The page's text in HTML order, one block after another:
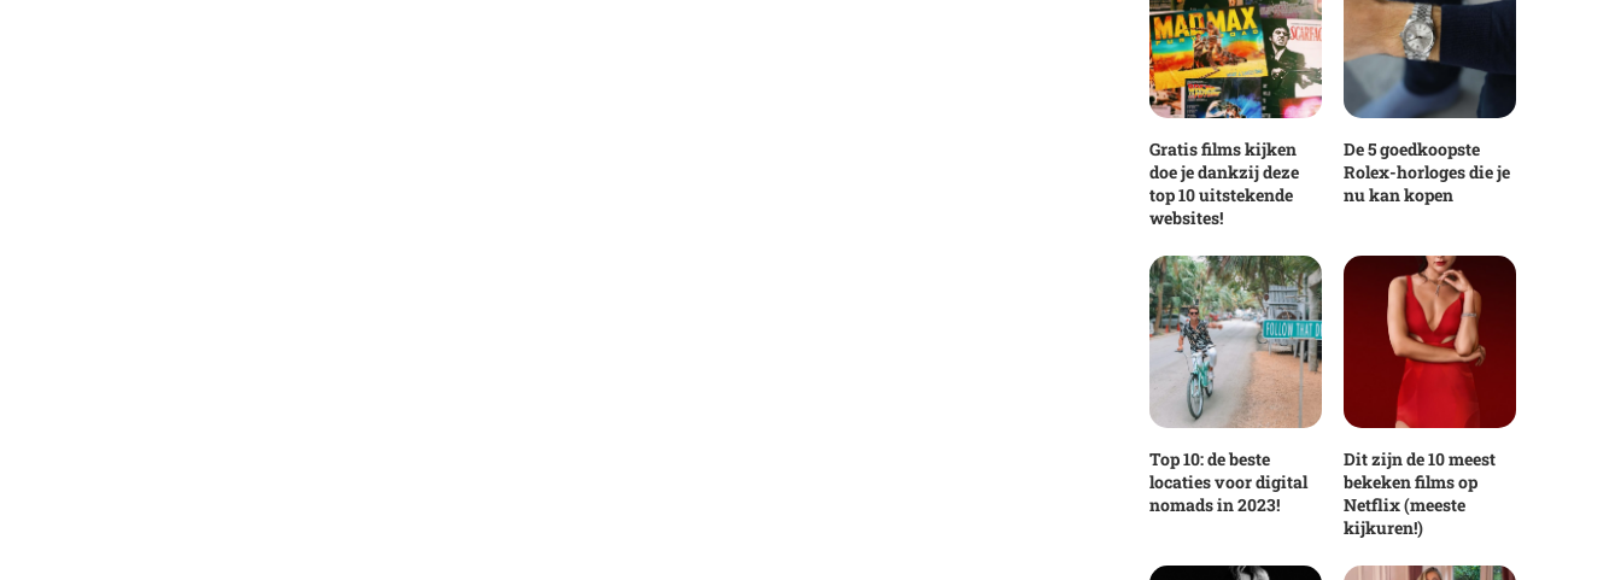
Gratis films kijken
doe je dankzij deze
top 10 uitstekende
websites!
De 5 goedkoopste
Rolex-horloges die je
nu kan kopen
Top 10: de beste
locaties voor digital
nomads in 2023!
Dit zijn de 10 meest
bekeken films op
Netflix (meeste
kijkuren!)